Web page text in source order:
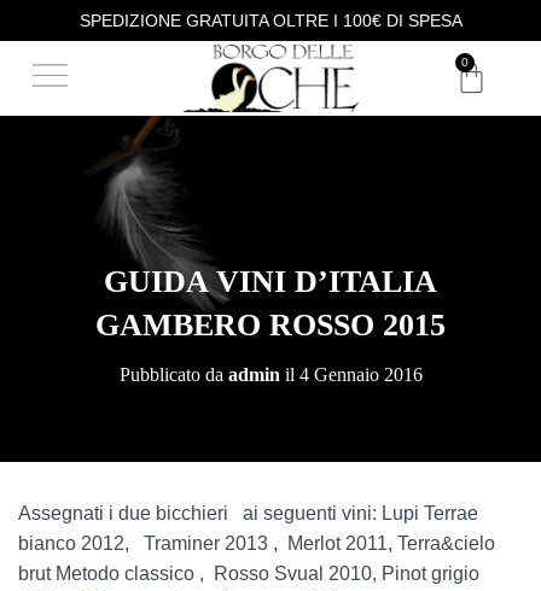
SPEDIZIONE GRATUITA OLTRE I 100€ DI SPESA
0
GUIDA VINI D’ITALIA
GAMBERO ROSSO 2015
Pubblicato da admin il 4 Gennaio 2016
Assegnati i due bicchieri ai seguenti vini: Lupi Terrae
bianco 2012, Traminer 2013 , Merlot 2011, Terra&cielo
brut Metodo classico , Rosso Svual 2010, Pinot grigio